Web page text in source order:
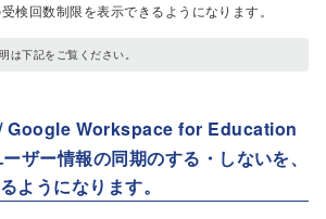
検回数制限を表示できるようになります。
は下記をご覧ください。
Google Workspace for Education
ザー情報の同期のする・しないを、
ようになります。